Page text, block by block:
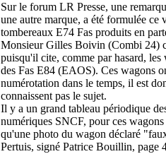
Sur le forum LR Presse, une
une autre marque, a été formulée ce
tombereaux E74 Fas produits en
Monsieur Gilles Boivin (Combi 24)
puisqu'il cite, comme par hasard,
des Fas E84 (EAOS). Ces wagons
numérotation dans le temps, il est
connaissent pas le sujet.
Il y a un grand tableau périodique
numériques SNCF, pour ces
qu'une photo du wagon déclaré
Pertuis, signé Patrice Bouillin, page